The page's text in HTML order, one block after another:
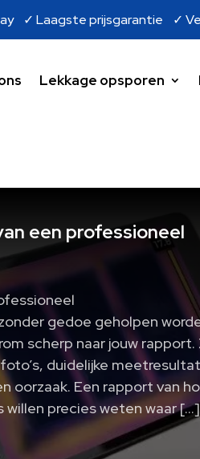
✓ Laagste prijsgarantie ✓
Lekkage opsporen
een professioneel
gedoe geholpen
scherp naar jouw rapport.
duidelijke
oorzaak. Een rapport van
willen precies weten waar […]